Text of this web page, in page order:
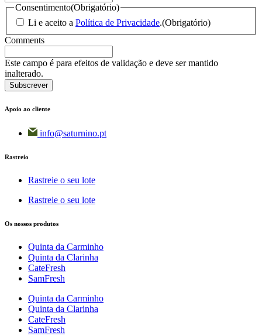
Consentimento(Obrigatório)
Li e aceito a Política de Privacidade.(Obrigatório)
Comments
Este campo é para efeitos de validação e deve ser mantido
inalterado.
Apoio ao cliente
info@saturnino.pt
Rastreio
Rastreie o seu lote
Rastreie o seu lote
Os nossos produtos
Quinta da Carminho
Quinta da Clarinha
CateFresh
SamFresh
Quinta da Carminho
Quinta da Clarinha
CateFresh
SamFresh